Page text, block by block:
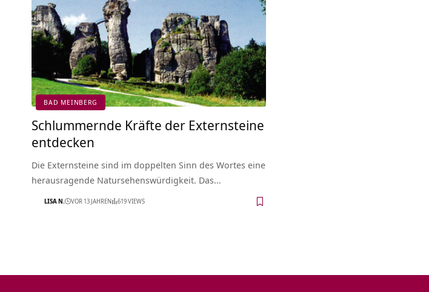
BAD MEINBERG
Schlummernde Kräfte der Externsteine
entdecken
Die Externsteine sind im doppelten Sinn des Wortes eine
herausragende Natursehenswürdigkeit. Das…
LISA N. VOR 13 JAHREN 619 VIEWS